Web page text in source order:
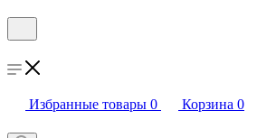
Избранные товары 0 Корзина 0